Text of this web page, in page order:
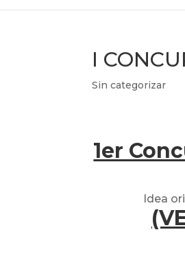
I
Sin categorizar
1er
Idea